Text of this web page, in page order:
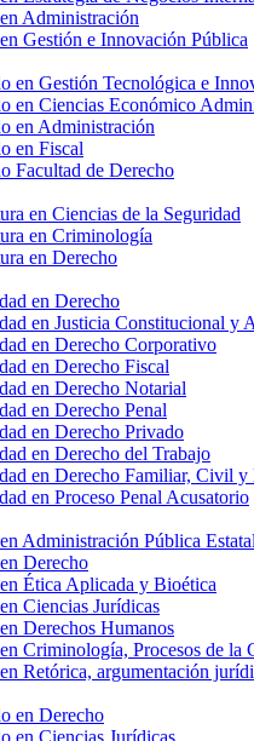
Administración
Gestión e Innovación Pública
en Gestión Tecnológica e
en Ciencias Económico
en Administración
en Fiscal
Facultad de Derecho
en Ciencias de la Seguridad
en Criminología
en Derecho
en Derecho
en Justicia Constitucional y
en Derecho Corporativo
en Derecho Fiscal
en Derecho Notarial
en Derecho Penal
en Derecho Privado
en Derecho del Trabajo
en Derecho Familiar, Civil y
en Proceso Penal Acusatorio
Administración Pública
Derecho
Ética Aplicada y Bioética
Ciencias Jurídicas
Derechos Humanos
Criminología, Procesos de la
Retórica, argumentación
en Derecho
en Ciencias Jurídicas